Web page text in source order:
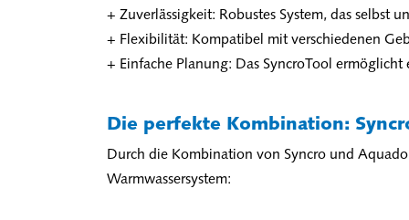
+ Zuverlässigkeit: Robustes System, das selbst
+ Flexibilität: Kompatibel mit verschiedenen
+ Einfache Planung: Das SyncroTool
Die perfekte Kombination:
Durch die Kombination von Syncro und
Warmwassersystem: